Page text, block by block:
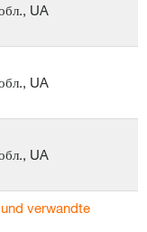
UA
UA
UA
verwandte